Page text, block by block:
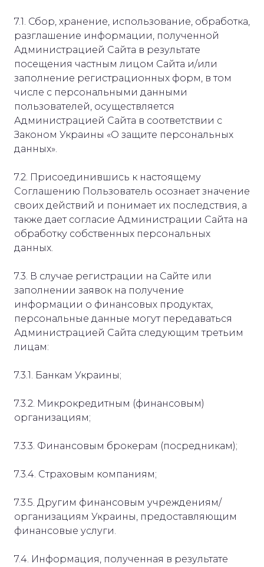
7.1. Сбор, хранение, использование, обработка,
разглашение информации, полученной
Администрацией Сайта в результате
посещения частным лицом Сайта и/или
заполнение регистрационных форм, в том
числе с персональными данными
пользователей, осуществляется
Администрацией Сайта в соответствии с
Законом Украины «О защите персональных
данных».
7.2. Присоединившись к настоящему
Соглашению Пользователь осознает значение
своих действий и понимает их последствия, а
также дает согласие Администрации Сайта на
обработку собственных персональных
данных.
7.3. В случае регистрации на Сайте или
заполнении заявок на получение
информации о финансовых продуктах,
персональные данные могут передаваться
Администрацией Сайта следующим третьим
лицам:
7.3.1. Банкам Украины;
7.3.2. Микрокредитным (финансовым)
организациям;
7.3.3. Финансовым брокерам (посредникам);
7.3.4. Страховым компаниям;
7.3.5. Другим финансовым учреждениям/
организациям Украины, предоставляющим
финансовые услуги.
7.4. Информация, полученная в результате